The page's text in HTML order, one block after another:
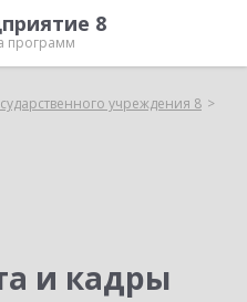
8
программ
учреждения 8
и кадры